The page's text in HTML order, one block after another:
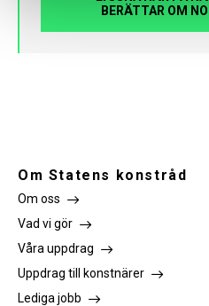
BERÄTTAR OM
Om Statens konstråd
Om oss
Vad vi gör
Våra uppdrag
Uppdrag till konstnärer
Lediga jobb